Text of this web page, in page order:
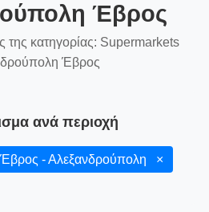
Έβρος
της κατηγορίας: Supermarkets
Έβρος
ανά περιοχή
Έβρος - Αλεξανδρούπολη ×